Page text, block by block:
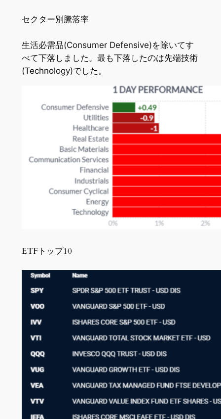
セクター別騰落率
生活必需品(Consumer Defensive)を除いてす
べて下落しました。最も下落したのは先端技術
(Technology)でした。
ETFトップ10